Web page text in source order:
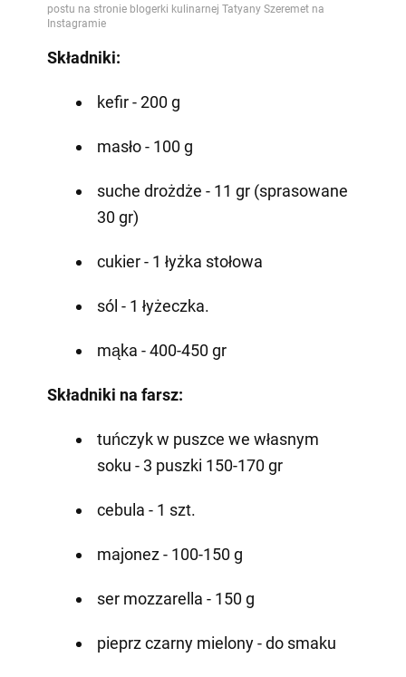
Składniki:
kefir - 200 g
masło - 100 g
suche drożdże - 11 gr (sprasowane
30 gr)
cukier - 1 łyżka stołowa
sól - 1 łyżeczka.
mąka - 400-450 gr
Składniki na farsz:
tuńczyk w puszce we własnym
soku - 3 puszki 150-170 gr
cebula - 1 szt.
majonez - 100-150 g
ser mozzarella - 150 g
pieprz czarny mielony - do smaku